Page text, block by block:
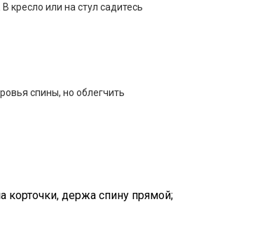
кресло или на стул садитесь
спины, но облегчить
корточки, держа спину прямой;